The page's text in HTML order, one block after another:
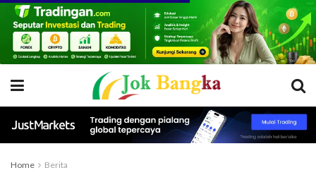
Home Berita